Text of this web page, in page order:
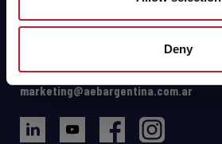
Deny
Direcciones y mapa
WhatsApp: +54 9 2615 10-9516
marketing@aebargentina.com.ar